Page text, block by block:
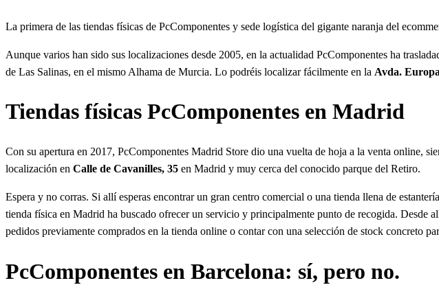
La primera de las tiendas físicas de PcComponentes y sede logística del gigante naranja del
Aunque varios han sido sus localizaciones desde 2005, en la actualidad PcComponentes ha
de Las Salinas, en el mismo Alhama de Murcia. Lo podréis localizar fácilmente en la Avda.
Tiendas físicas PcComponentes en Madrid
Con su apertura en 2017, PcComponentes Madrid Store dio una vuelta de hoja a la venta online,
localización en Calle de Cavanilles, 35 en Madrid y muy cerca del conocido parque del Retiro.
Espera y no corras. Si allí esperas encontrar un gran centro comercial o una tienda llena de
tienda física en Madrid ha buscado ofrecer un servicio y principalmente punto de recogida. Desde
pedidos previamente comprados en la tienda online o contar con una selección de stock concreto
PcComponentes en Barcelona: sí, pero no.